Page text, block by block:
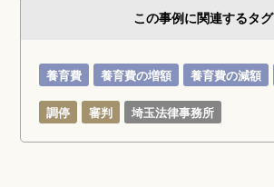
この事例に関連するタグ
養育費 養育費の増額 養育費の減額
調停 審判 埼玉法律事務所